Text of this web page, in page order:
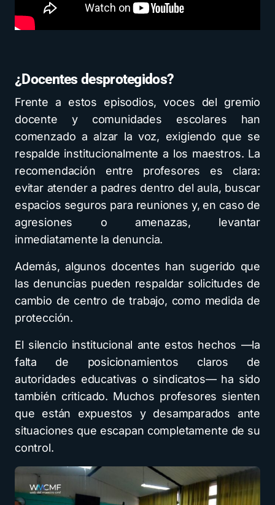
¿Docentes desprotegidos?
Frente a estos episodios, voces del gremio
docente y comunidades escolares han
comenzado a alzar la voz, exigiendo que se
respalde institucionalmente a los maestros. La
recomendación entre profesores es clara:
evitar atender a padres dentro del aula, buscar
espacios seguros para reuniones y, en caso de
agresiones o amenazas, levantar
inmediatamente la denuncia.
Además, algunos docentes han sugerido que
las denuncias pueden respaldar solicitudes de
cambio de centro de trabajo, como medida de
protección.
El silencio institucional ante estos hechos —la
falta de posicionamientos claros de
autoridades educativas o sindicatos— ha sido
también criticado. Muchos profesores sienten
que están expuestos y desamparados ante
situaciones que escapan completamente de su
control.